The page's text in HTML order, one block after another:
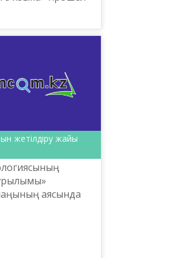
программы».
жетілдіру жайы
аясында